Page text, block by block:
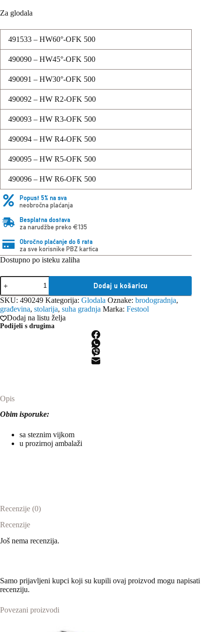
Za glodala
491533 – HW60°-OFK 500
490090 – HW45°-OFK 500
490091 – HW30°-OFK 500
490092 – HW R2-OFK 500
490093 – HW R3-OFK 500
490094 – HW R4-OFK 500
490095 – HW R5-OFK 500
490096 – HW R6-OFK 500
Popust 5% na sva
neobročna plaćanja
Besplatna dostava
za narudžbe preko €135
Obročno plaćanje do 6 rata
za sve korisnike PBZ kartica
Dostupno po isteku zaliha
Festool
ležaj
kuglični
KLS-
D
15,8-
OFK
Dodaj u košaricu
SKU: 490249 Kategorija: Glodala Oznake: brodogradnja,
građevina, stolarija, suha gradnja Marka: Festool
Dodaj na listu želja
Podijeli s drugima
Opis
Obim isporuke:
sa steznim vijkom
u prozirnoj ambalaži
Recenzije (0)
Recenzije
Još nema recenzija.
Samo prijavljeni kupci koji su kupili ovaj proizvod mogu napisati
recenziju.
Povezani proizvodi